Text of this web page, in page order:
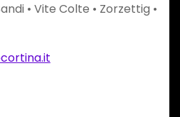
• Vite Colte • Zorzettig •